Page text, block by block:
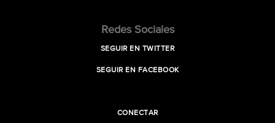
Redes Sociales
SEGUIR EN TWITTER
SEGUIR EN FACEBOOK
CONECTAR